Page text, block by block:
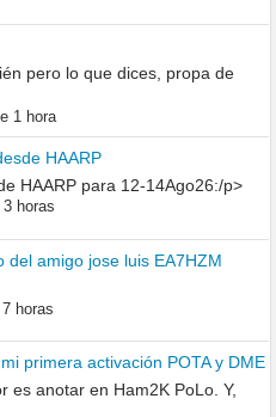
pero lo que dices, propa de
1 hora
HAARP
HAARP para 12-14Ago26:/p>
3 horas
del amigo jose luis EA7HZM
horas
primera activación POTA y DME
es anotar en Ham2K PoLo. Y,